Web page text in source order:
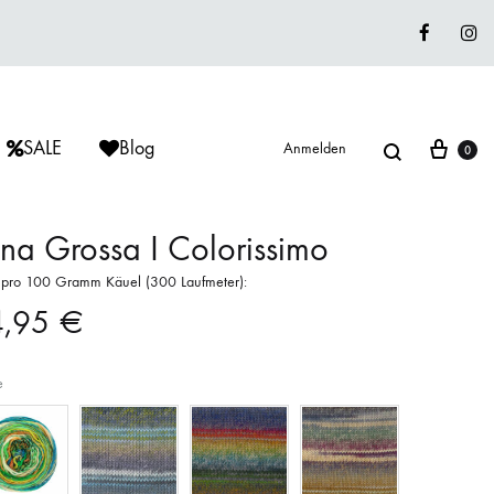
ISAGER
MUUD LIVING
LANA GROSSA
SALE Blog Anmelden Suche 0
Grossa I Colorissimo
pro 100 Gramm Käuel (300 Laufmeter):
€